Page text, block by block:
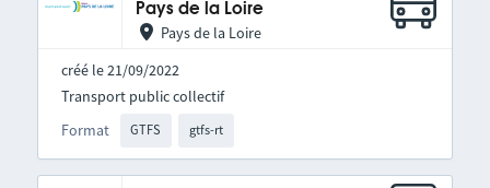
Pays de la Loire
Pays de la Loire
créé le 21/09/2022
Format GTFS gtfs-rt
Transport public collectif